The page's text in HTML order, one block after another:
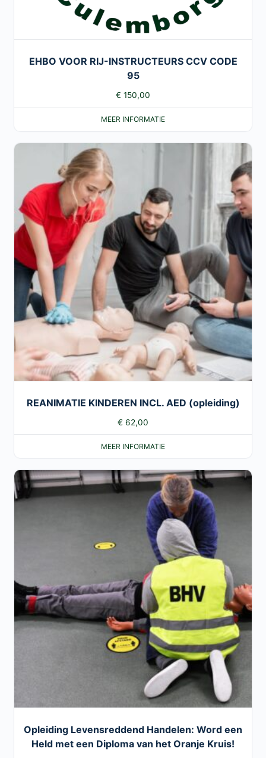
EHBO VOOR RIJ-INSTRUCTEURS CCV CODE
95
€ 150,00
MEER INFORMATIE
REANIMATIE KINDEREN INCL. AED (opleiding)
€ 62,00
MEER INFORMATIE
Opleiding Levensreddend Handelen: Word een
Held met een Diploma van het Oranje Kruis!